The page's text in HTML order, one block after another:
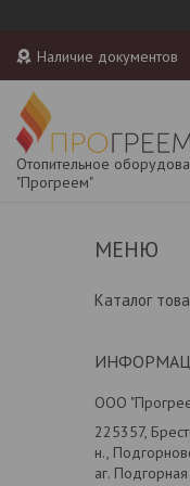
Наличие документов
Отопительное
"Прогреем"
Каталог
ООО
225357,
н.,
аг. Подгорная